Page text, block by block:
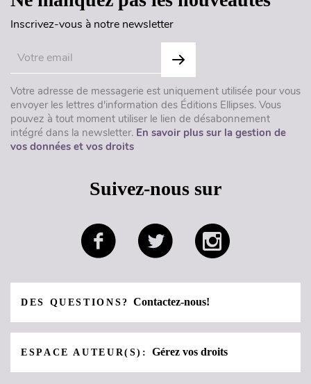
Inscrivez-vous à notre newsletter
Votre adresse de messagerie est uniquement utilisée pour vous
envoyer les lettres d'information des Éditions Ellipses. Vous
pouvez à tout moment utiliser le lien de désabonnement
intégré dans la newsletter. En savoir plus sur la gestion de
vos données et vos droits
Suivez-nous sur
DES QUESTIONS?Contactez-nous!
ESPACE AUTEUR(S):Gérez vos droits